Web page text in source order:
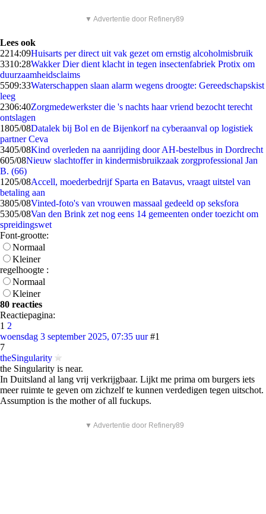
▼ Advertentie door Refinery89
Lees ook
2214:09Huisarts per direct uit vak gezet om ernstig alcoholmisbruik
3310:28Wakker Dier dient klacht in tegen insectenfabriek Protix om
duurzaamheidsclaims
5509:33Waterschappen slaan alarm wegens droogte: Gereedschapskist
leeg
2306:40Zorgmedewerkster die 's nachts haar vriend bezocht terecht
ontslagen
1805/08Datalek bij Bol en de Bijenkorf na cyberaanval op logistiek
partner Ceva
3405/08Kind overleden na aanrijding door AH-bestelbus in Dordrecht
605/08Nieuw slachtoffer in kindermisbruikzaak zorgprofessional Jan
B. (66)
1205/08Accell, moederbedrijf Sparta en Batavus, vraagt uitstel van
betaling aan
3805/08Vinted-foto's van vrouwen massaal gedeeld op seksfora
5305/08Van den Brink zet nog eens 14 gemeenten onder toezicht om
spreidingswet
Font-grootte:
Normaal
Kleiner
regelhoogte :
Normaal
Kleiner
80 reacties
Reactiepagina:
1 2
woensdag 3 september 2025, 07:35 uur #1
7
theSingularity
the Singularity is near.
In Duitsland al lang vrij verkrijgbaar. Lijkt me prima om burgers iets
meer ruimte te geven om zichzelf te kunnen verdedigen tegen uitschot.
Assumption is the mother of all fuckups.
▼ Advertentie door Refinery89